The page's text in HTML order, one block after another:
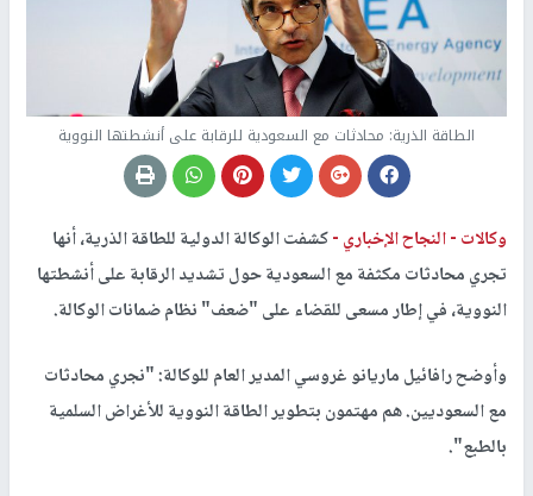
الطاقة الذرية: محادثات مع السعودية للرقابة على أنشطتها النووية
وكالات -النجاح الإخباري -كشفت الوكالة الدولية للطاقة الذرية، أنها
تجري محادثات مكثفة مع السعودية حول تشديد الرقابة على أنشطتها
النووية، في إطار مسعى للقضاء على "ضعف" نظام ضمانات الوكالة.
وأوضح رافائيل ماريانو غروسي المدير العام للوكالة: "نجري محادثات
مع السعوديين. هم مهتمون بتطوير الطاقة النووية للأغراض السلمية
بالطبع".